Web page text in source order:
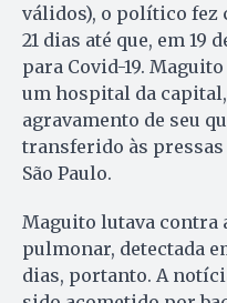
válidos), o político fez
21 dias até que, em 19
para Covid-19.
um hospital da
agravamento de seu
transferido às
São Paulo.
Maguito lutava contra
pulmonar, detectada
dias, portanto. A